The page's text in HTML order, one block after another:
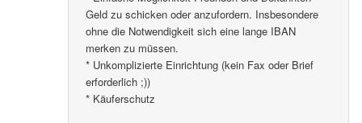
Geld zu schicken oder anzufordern. Insbesondere
ohne die Notwendigkeit sich eine lange IBAN
merken zu müssen.
* Unkomplizierte Einrichtung (kein Fax oder Brief
erforderlich ;))
* Käuferschutz